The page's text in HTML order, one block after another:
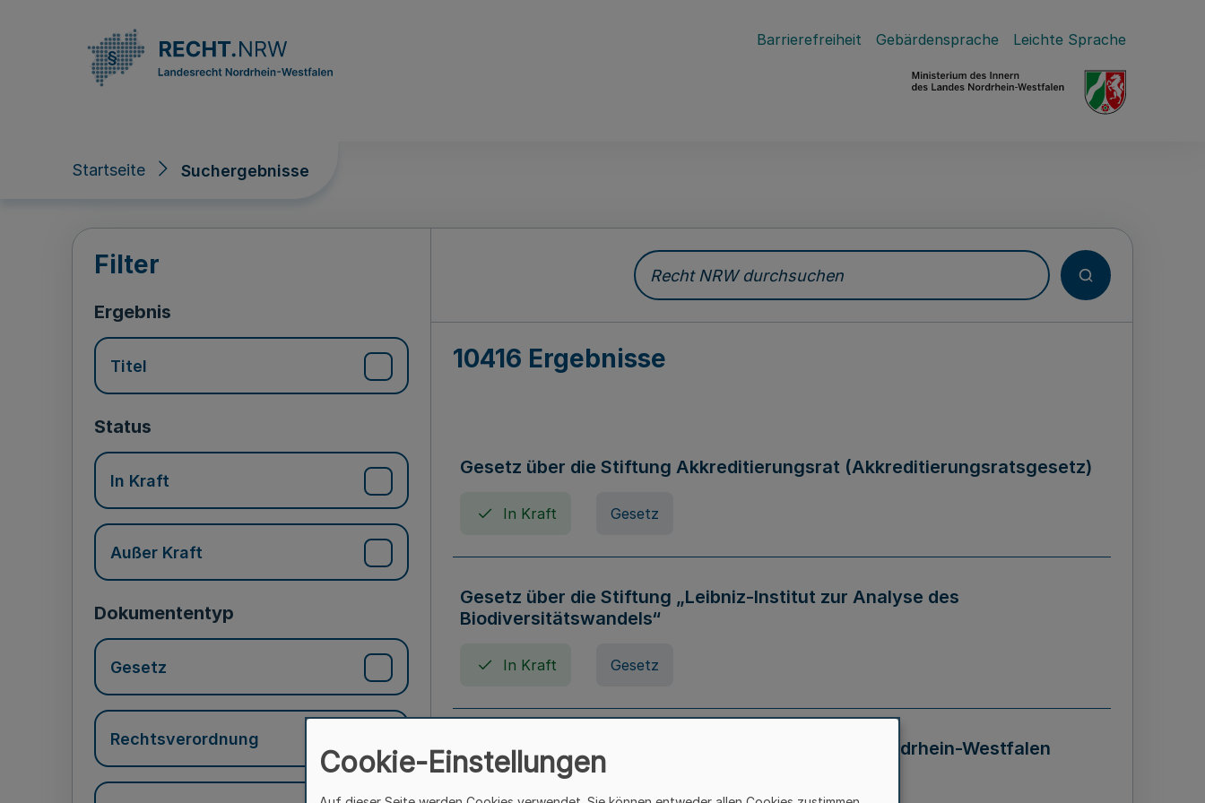
Barrierefreiheit Gebärdensprache Leichte Sprache
Startseite Suchergebnisse
Suchergebnisse
Filter
Ergebnis
Titel
Status
In Kraft
Außer Kraft
Dokumententyp
Gesetz
Rechtsverordnung
Recht NRW durchsuchen
10416 Ergebnisse
Gesetz über die Stiftung Akkreditierungsrat (Akkreditierungsratsgesetz)
In Kraft Gesetz
Gesetz über die Stiftung „Leibniz-Institut zur Analyse des
Biodiversitätswandels“
In Kraft Gesetz
Gesetz über die Kunsthochschulen des Landes Nordrhein-Westfalen
(Kunsthochschulgesetz - KunstHG)
Cookie-Einstellungen